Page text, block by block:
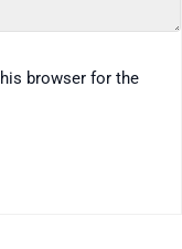
browser for the